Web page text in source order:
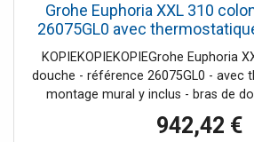
Grohe Euphoria XXL 310
26075GL0 avec
mural
KOPIEKOPIEKOPIEGrohe Euphoria
douche - référence 26075GL0 - avec
montage mural y inclus - bras de
orientable horizontalement -
incluant fonction inverseur 2
942,42 €